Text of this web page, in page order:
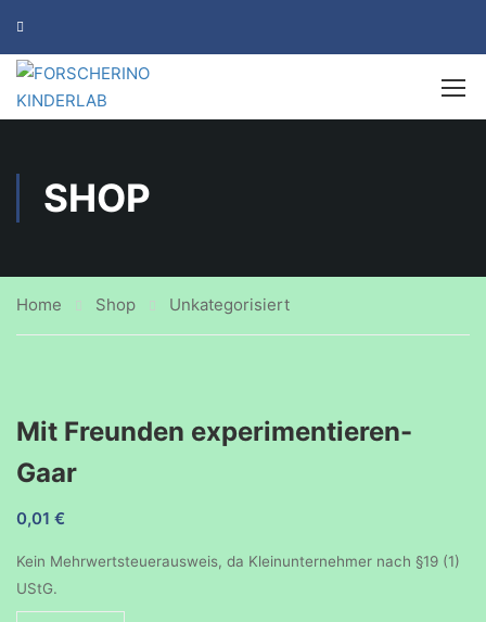
SHOP
Home Shop Unkategorisiert
Mit Freunden experimentieren-
Gaar
0,01 €
Kein Mehrwertsteuerausweis, da Kleinunternehmer nach §19 (1)
UStG.